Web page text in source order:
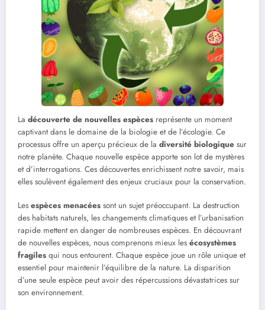
La découverte de nouvelles espèces représente un moment
captivant dans le domaine de la biologie et de l’écologie. Ce
processus offre un aperçu précieux de la diversité biologique sur
notre planète. Chaque nouvelle espèce apporte son lot de mystères
et d’interrogations. Ces découvertes enrichissent notre savoir, mais
elles soulèvent également des enjeux cruciaux pour la conservation.
Les espèces menacées sont un sujet préoccupant. La destruction
des habitats naturels, les changements climatiques et l’urbanisation
rapide mettent en danger de nombreuses espèces. En découvrant
de nouvelles espèces, nous comprenons mieux les écosystèmes
fragiles qui nous entourent. Chaque espèce joue un rôle unique et
essentiel pour maintenir l’équilibre de la nature. La disparition
d’une seule espèce peut avoir des répercussions dévastatrices sur
son environnement.